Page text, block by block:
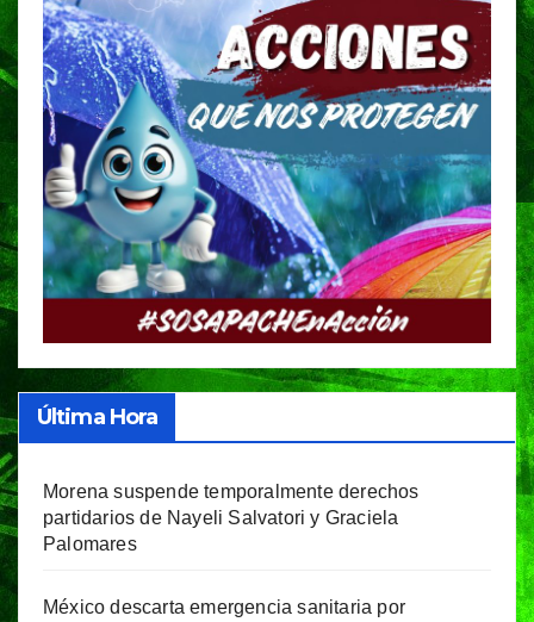
Última Hora
Morena suspende temporalmente derechos
partidarios de Nayeli Salvatori y Graciela
Palomares
México descarta emergencia sanitaria por